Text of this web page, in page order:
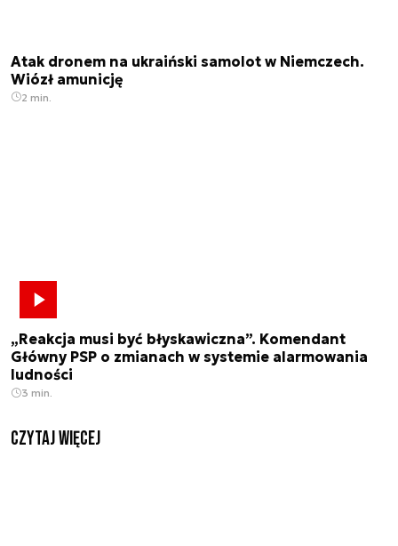
Atak dronem na ukraiński samolot w Niemczech.
Wiózł amunicję
2 min.
„Reakcja musi być błyskawiczna”. Komendant
Główny PSP o zmianach w systemie alarmowania
ludności
3 min.
czytaj więcej